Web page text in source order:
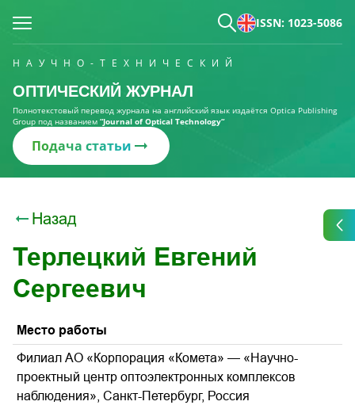
ISSN: 1023-5086
НАУЧНО-ТЕХНИЧЕСКИЙ
ОПТИЧЕСКИЙ ЖУРНАЛ
Полнотекстовый перевод журнала на английский язык издаётся Optica Publishing
Group под названием “Journal of Optical Technology“
Подача статьи
Назад
Терлецкий Евгений
Сергеевич
Место работы
Филиал АО «Корпорация «Комета» — «Научно-
проектный центр оптоэлектронных комплексов
наблюдения», Санкт-Петербург, Россия